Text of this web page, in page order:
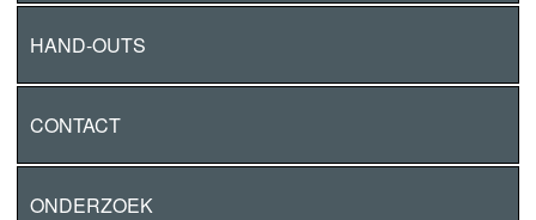
HAND-OUTS
CONTACT
ONDERZOEK